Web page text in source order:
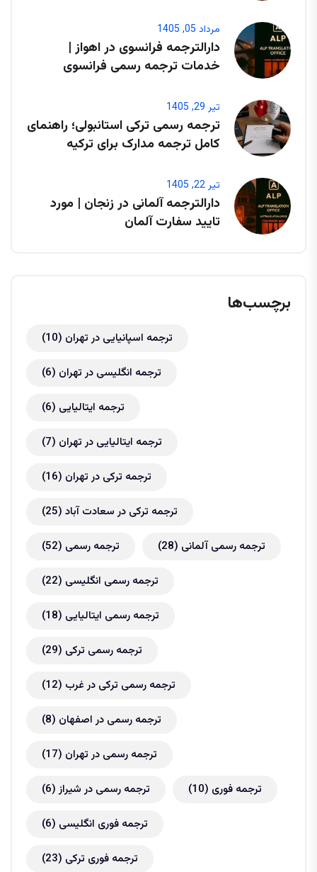
مرداد 05, 1405
دارالترجمه فرانسوی در اهواز |
خدمات ترجمه رسمی فرانسوی
تیر 29, 1405
ترجمه رسمی ترکی استانبولی؛ راهنمای
کامل ترجمه مدارک برای ترکیه
تیر 22, 1405
دارالترجمه آلمانی در زنجان | مورد
تایید سفارت آلمان
برچسب‌ها
ترجمه اسپانیایی در تهران (10)
ترجمه انگلیسی در تهران (6)
ترجمه ایتالیایی (6)
ترجمه ایتالیایی در تهران (7)
ترجمه ترکی در تهران (16)
ترجمه ترکی در سعادت آباد (25)
ترجمه رسمی (52) ترجمه رسمی آلمانی (28)
ترجمه رسمی انگلیسی (22)
ترجمه رسمی ایتالیایی (18)
ترجمه رسمی ترکی (29)
ترجمه رسمی ترکی در غرب (12)
ترجمه رسمی در اصفهان (8)
ترجمه رسمی در تهران (17)
ترجمه رسمی در شیراز(6) ترجمه فوری (10)
ترجمه فوری انگلیسی (6)
ترجمه فوری ترکی (23)